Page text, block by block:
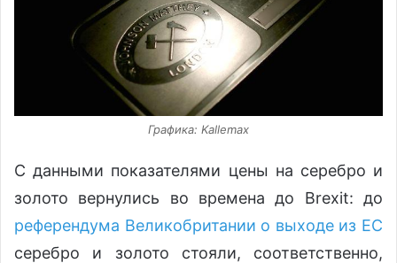
Графика: Kallemax
С данными показателями цены на серебро и
золото вернулись во времена до Brexit: до
референдума Великобритании о выходе из ЕС
серебро и золото стояли, соответственно,